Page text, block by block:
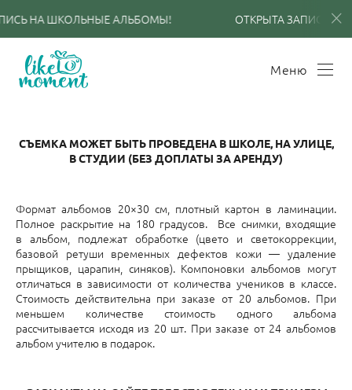
НА ШКОЛЬНЫЕ АЛЬБОМЫ! ОТКРЫТА ЗАПИСЬ
Меню
СЪЕМКА МОЖЕТ БЫТЬ ПРОВЕДЕНА В ШКОЛЕ, НА УЛИЦЕ,
В СТУДИИ (БЕЗ ДОПЛАТЫ ЗА АРЕНДУ)
Формат альбомов 20×30 см, плотный картон в ламинации.
Полное раскрытие на 180 градусов. Все снимки, входящие
в альбом, подлежат обработке (цвето и светокоррекции,
базовой ретуши временных дефектов кожи — удаление
прыщиков, царапин, синяков). Компоновки альбомов могут
отличаться в зависимости от количества учеников в классе.
Стоимость действительна при заказе от 20 альбомов. При
меньшем количестве стоимость одного альбома
рассчитывается исходя из 20 шт. При заказе от 24 альбомов
альбом учителю в подарок.